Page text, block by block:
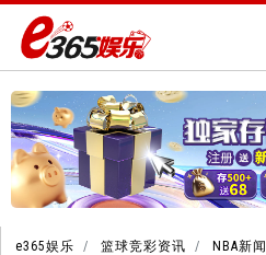
e365娱乐 篮球竞彩资讯 NBA新闻